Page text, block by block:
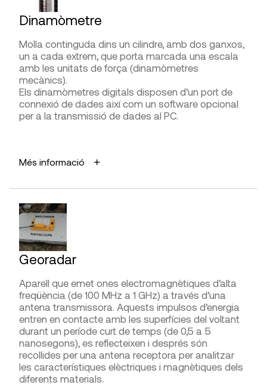
Servei tècnic:
Fàcil i ràpida execució sense causar danys
importants amb relació a la informació que
LIMITACIONS I FIABILITAT
Bona fiabilitat i precisió en parets d’aparell
sensiblement regular.
En parets gruixudes, mesura la cara exterior.
Interpretació de la lectura
FABRICANTS
Controls Group, Matest
G.I.S. Ibérica
Servei tècnic:Ismes, Labend, NCREP
Dinamòmetre
Molla continguda dins un cilindre, amb dos ganxos,
un a cada extrem, que porta marcada una escala
amb les unitats de força (dinamòmetres
mecànics).
Els dinamòmetres digitals disposen d’un port de
connexió de dades així com un software opcional
per a la transmissió de dades al PC.
Mesurar forces de tracció, tensions, etc.
laboratori i per amidaments in situ i els digitals
desenvolupament.
AVANTATGES
Fàcil execució.
LIMITACIONS I FIABILITAT
Si s’apliquen forces molt grans i es produeixen
allargaments excessius, es pot sobrepassar el límit
d’elasticitat i patir una deformació permanent, amb
el que s’inutilitza el dinamòmetre.
DIFICULTAT D’UTILITZACIÓ
Més informació
Georadar
Aparell que emet ones electromagnètiques d’alta
freqüència (de 100 MHz a 1 GHz) a través d’una
antena transmissora. Aquests impulsos d’energia
entren en contacte amb les superfícies del voltant
durant un període curt de temps (de 0,5 a 5
nanosegons), es reflecteixen i després són
recollides per una antena receptora per analitzar
les característiques elèctriques i magnètiques dels
diferents materials.